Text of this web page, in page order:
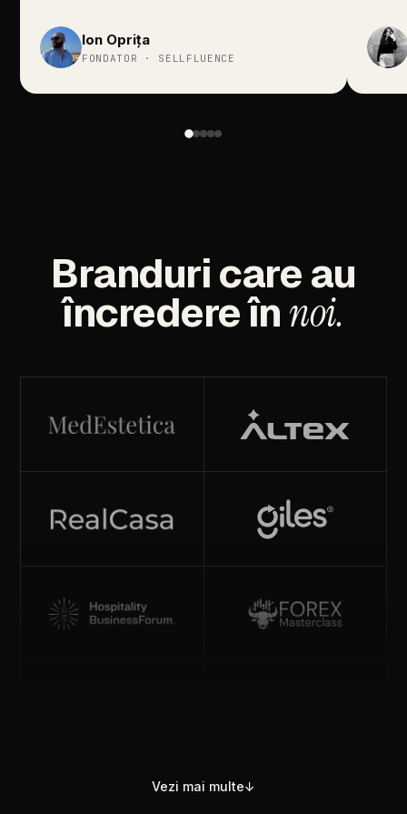
Ion Oprița
FONDATOR · SELLFLUENCE
Branduricareau
încredereînnoi.
Vezi mai multe↓